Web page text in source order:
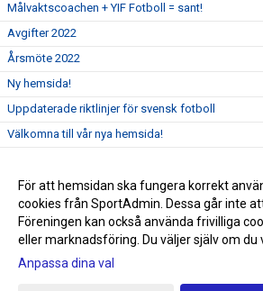
Målvaktscoachen + YIF Fotboll = sant!
Avgifter 2022
Årsmöte 2022
Ny hemsida!
Uppdaterade riktlinjer för svensk fotboll
Välkomna till vår nya hemsida!
Sommaren räddad
Påminnelse Fotografering V25!!!!
Gå till Webbversion
För att hemsidan ska fungera korrekt
cookies från SportAdmin. Dessa går inte
Föreningen kan också använda frivilliga
eller marknadsföring. Du väljer själv om du
Anpassa dina val